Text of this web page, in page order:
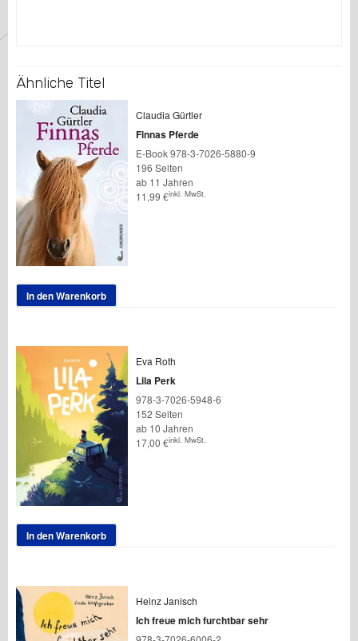
Ähnliche Titel
Claudia Gürtler
Finnas Pferde
E-Book 978-3-7026-5880-9
196 Seiten
ab 11 Jahren
11,99 €inkl. MwSt.
In den Warenkorb
Eva Roth
Lila Perk
978-3-7026-5948-6
152 Seiten
ab 10 Jahren
17,00 €inkl. MwSt.
In den Warenkorb
Heinz Janisch
Ich freue mich furchtbar sehr